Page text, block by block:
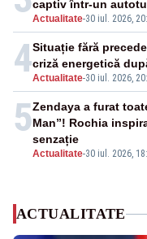
Actualitate-30 iul. 2026,
captiv într-un
4Actualitate-30 iul. 2026,
Situație fără
criză energetică
5
Actualitate-30 iul. 2026,
Zendaya a furat
Man”! Rochia
senzație
ACTUALITATE